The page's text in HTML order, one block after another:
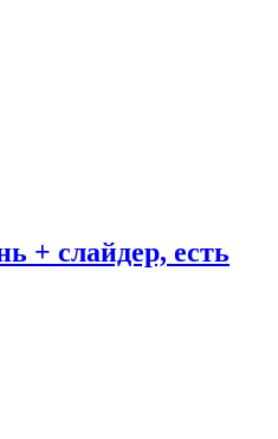
+ слайдер, есть